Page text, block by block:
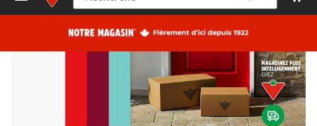
Leduc,
AB,
courament
Fermeture
à
22:00
cliquer
pour
changer